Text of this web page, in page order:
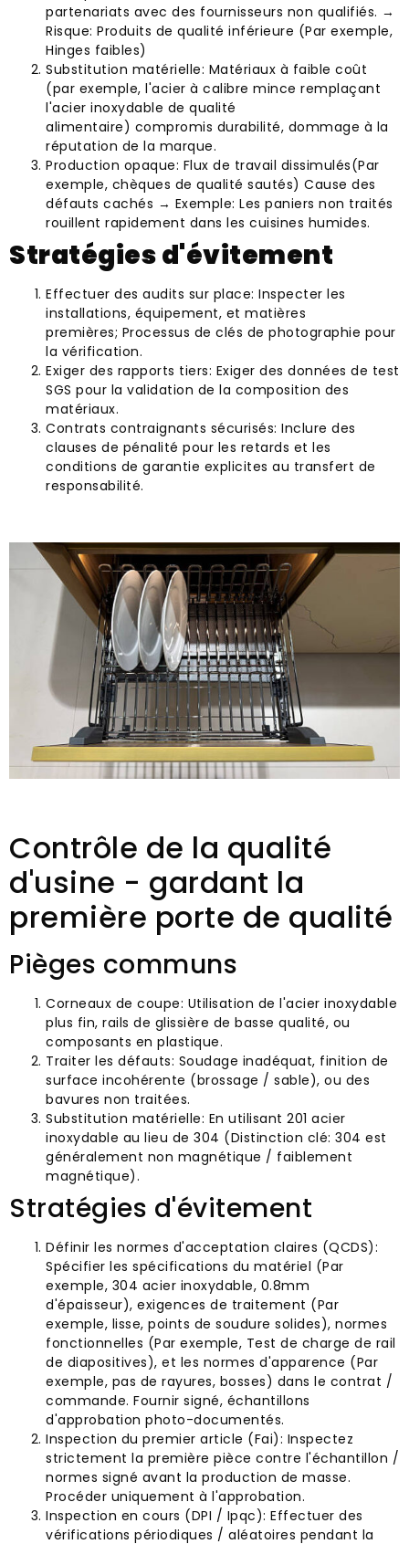
partenariats avec des fournisseurs non qualifiés. →
Risque: Produits de qualité inférieure (Par exemple,
Hinges faibles)
Substitution matérielle: Matériaux à faible coût
(par exemple, l'acier à calibre mince remplaçant
l'acier inoxydable de qualité
alimentaire) compromis durabilité, dommage à la
réputation de la marque.
Production opaque: Flux de travail dissimulés(Par
exemple, chèques de qualité sautés) Cause des
défauts cachés → Exemple: Les paniers non traités
rouillent rapidement dans les cuisines humides.
Stratégies d'évitement
Effectuer des audits sur place: Inspecter les
installations, équipement, et matières
premières; Processus de clés de photographie pour
la vérification.
Exiger des rapports tiers: Exiger des données de test
SGS pour la validation de la composition des
matériaux.
Contrats contraignants sécurisés: Inclure des
clauses de pénalité pour les retards et les
conditions de garantie explicites au transfert de
responsabilité.
Contrôle de la qualité
d'usine - gardant la
première porte de qualité
Pièges communs
Corneaux de coupe: Utilisation de l'acier inoxydable
plus fin, rails de glissière de basse qualité, ou
composants en plastique.
Traiter les défauts: Soudage inadéquat, finition de
surface incohérente (brossage / sable), ou des
bavures non traitées.
Substitution matérielle: En utilisant 201 acier
inoxydable au lieu de 304 (Distinction clé: 304 est
généralement non magnétique / faiblement
magnétique).
Stratégies d'évitement
Définir les normes d'acceptation claires (QCDS):
Spécifier les spécifications du matériel (Par
exemple, 304 acier inoxydable, 0.8mm
d'épaisseur), exigences de traitement (Par
exemple, lisse, points de soudure solides), normes
fonctionnelles (Par exemple, Test de charge de rail
de diapositives), et les normes d'apparence (Par
exemple, pas de rayures, bosses) dans le contrat /
commande. Fournir signé, échantillons
d'approbation photo-documentés.
Inspection du premier article (Fai): Inspectez
strictement la première pièce contre l'échantillon /
normes signé avant la production de masse.
Procéder uniquement à l'approbation.
Inspection en cours (DPI / Ipqc): Effectuer des
vérifications périodiques / aléatoires pendant la